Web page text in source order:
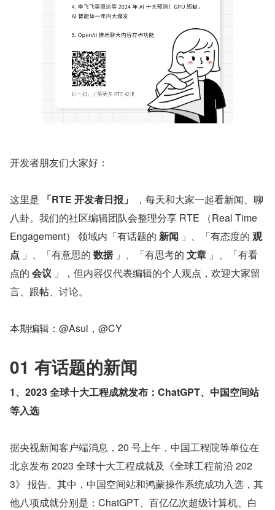
开发者朋友们大家好：
这里是 「RTE 开发者日报」
，每天和大家一起看新闻、聊
八卦。我们的社区编辑团队会整理分享 RTE （Real Time
Engagement） 领域内「有话题的 新闻 」、「有态度的 观
点 」、「有意思的 数据 」、「有思考的 文章 」、「有看
点的 会议 」，但内容仅代表编辑的个人观点，欢迎大家留
言、跟帖、讨论。
本期编辑：@Asui，@CY
01 有话题的新闻
1、2023 全球十大工程成就发布：ChatGPT、中国空间站
等入选
据央视新闻客户端消息，20 号上午，中国工程院等单位在
北京发布 2023 全球十大工程成就及《全球工程前沿 202
3》 报告。其中，中国空间站和鸿蒙操作系统成功入选，其
他八项成就分别是：ChatGPT、百亿亿次超级计算机、白